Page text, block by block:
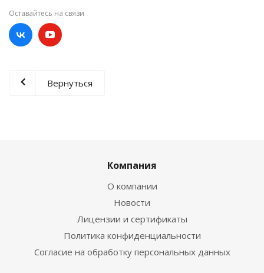
Оставайтесь на связи
Вернуться
Компания
О компании
Новости
Лицензии и сертификаты
Политика конфиденциальности
Согласие на обработку персональных данных